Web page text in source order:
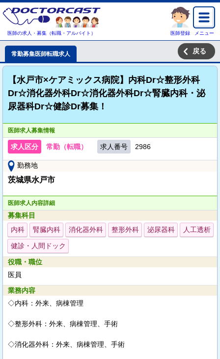
医師の求人・募集（転職・アルバイト） 医師登録 メニュー
常勤募集医師転職求人 戻る
【水戸市×ケアミックス病院】内科Dr☆整形外科
Dr☆消化器外科Dr☆消化器外科Dr☆腎臓内科・泌
尿器科Dr☆健診Dr募集！
医師求人募集情報
求人区分 常勤（転職） 求人番号 2986
勤務地
茨城県水戸市
医師求人内容詳細
募集科目
内科
腎臓内科 消化器外科 整形外科 泌尿器科 人工透析
健診・人間ドック
役職・職位
医員
業務内容
◇内科：外来、病棟管理
◇整形外科：外来、病棟管理、手術
◇消化器外科：外来、病棟管理、手術